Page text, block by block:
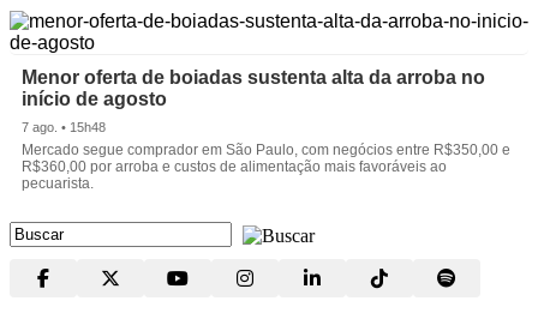
Menor oferta de boiadas sustenta alta da arroba no
início de agosto
7 ago. • 15h48
Mercado segue comprador em São Paulo, com negócios entre R$350,00 e
R$360,00 por arroba e custos de alimentação mais favoráveis ao
pecuarista.